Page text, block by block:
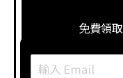
免費領